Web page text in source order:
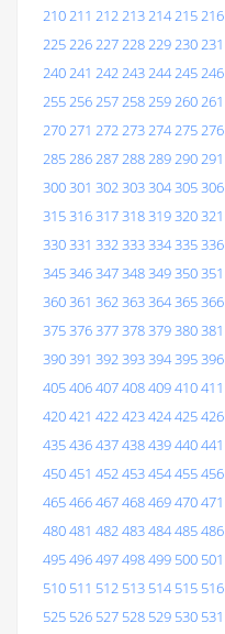
210211 212213214215216
225226227228229230231
240241 242243244245246
255256257258259260261
270271 272273274275276
285286287288289290291
300301 302303304305306
315316317318319320321
330331 332333334335336
345346347348349350351
360361 362363364365366
375376377378379380381
390391 392393394395396
405406407408409410411
420421 422423424425426
435436437438439440441
450451 452453454455456
465466467468469470471
480481 482483484485486
495496497498499 500 501
510 511 512 513 514 515 516
525 526 527 528 529 530 531